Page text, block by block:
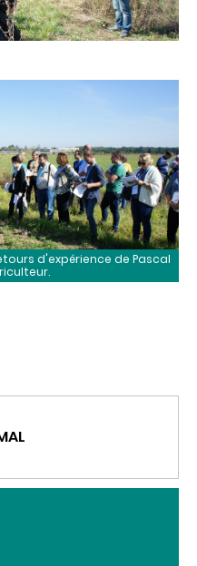
d'expérience de Pascal